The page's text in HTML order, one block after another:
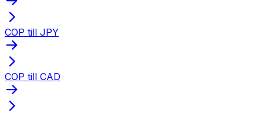
COP till JPY
COP till CAD